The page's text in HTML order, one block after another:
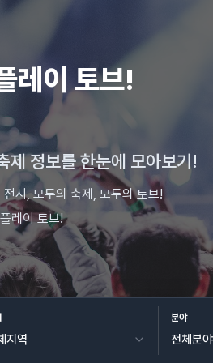
레이 토브!
제 정보를 한눈에 모아보기!
시, 모두의 축제, 모두의 토브!
플레이 토브!
분야